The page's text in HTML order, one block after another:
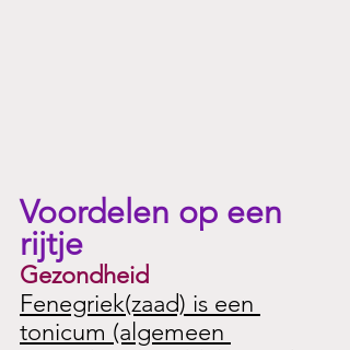
Voordelen op een
rijtje
Gezondheid
Fenegriek(zaad) is een
tonicum (algemeen